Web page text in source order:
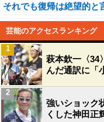
それでも復帰は絶望的と
芸能のアクセスランキング
萩本欽一〈34
んだ通訳に「
1
強いショック
くした神田正
2